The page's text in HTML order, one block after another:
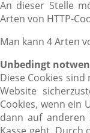
An dieser Stelle
Arten von HTTP-
Man kann 4 Arten
Unbedingt
Diese Cookies
Website
Cookies, wenn ein
dann auf